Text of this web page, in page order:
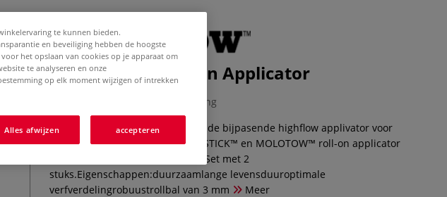
MOLOTOW™ Roll-on Applicator
0 Beoordeling
MOLOTOW™ roll-on applicator is de bijpasende highflow applivator voor
de DRIPSTICK™ DS-XS.Met DRRIPSTICK™ en MOLOTOW™ roll-on applicator
ontstaan volle en diepe kleuren. Set met 2
stuks.Eigenschappen:duurzaamlange levensduuroptimale
verfverdelingrobuustrollbal van 3 mm
Meer
te kunnen bieden.
en beveiliging hebben de hoogste
het opslaan van cookies op je apparaat om
te analyseren en onze
op elk moment wijzigen of intrekken
Alles afwijzen accepteren